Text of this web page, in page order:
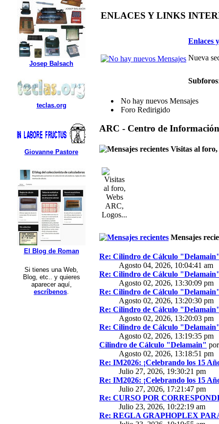
Josep Balsach
teclas.org
Giovanne Pastore
El Blog de Roman
Si tienes una Web,
Blog, etc.. y quieres
aparecer aquí,
escríbenos.
ENLACES Y LINKS
Enlaces
Nueva
Subforos
No hay nuevos Mensajes
Foro Redirigido
ARC - Centro de Información
Visitas al
Mensajes
Re: Cilindro de Cálculo
Agosto 04, 2026, 10:04:41 am
Re: Cilindro de Cálculo
Agosto 02, 2026, 13:30:09 pm
Re: Cilindro de Cálculo
Agosto 02, 2026, 13:20:30 pm
Re: Cilindro de Cálculo
Agosto 02, 2026, 13:20:03 pm
Re: Cilindro de Cálculo
Agosto 02, 2026, 13:19:35 pm
Cilindro de Cálculo "Delamain"
Agosto 02, 2026, 13:18:51 pm
Re: IM2026: ¡Celebrando los 15
Julio 27, 2026, 19:30:21 pm
Re: IM2026: ¡Celebrando los 15
Julio 27, 2026, 17:21:47 pm
Re: CURSO POR
Julio 23, 2026, 10:22:19 am
Re: REGLA GRAPHOPLEX